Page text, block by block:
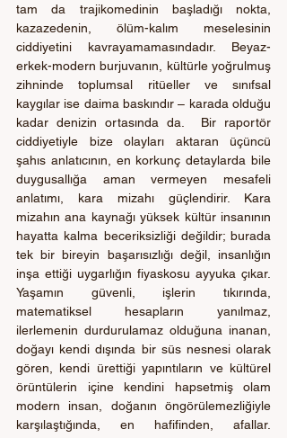
tam da trajikomedinin başladığı nokta,
kazazedenin, ölüm-kalım meselesinin
ciddiyetini kavrayamamasındadır. Beyaz-
erkek-modern burjuvanın, kültürle yoğrulmuş
zihninde toplumsal ritüeller ve sınıfsal
kaygılar ise daima baskındır – karada olduğu
kadar denizin ortasında da.  Bir raportör
ciddiyetiyle bize olayları aktaran üçüncü
şahıs anlatıcının, en korkunç detaylarda bile
duygusallığa aman vermeyen mesafeli
anlatımı, kara mizahı güçlendirir. Kara
mizahın ana kaynağı yüksek kültür insanının
hayatta kalma beceriksizliği değildir; burada
tek bir bireyin başarısızlığı değil, insanlığın
inşa ettiği uygarlığın fiyaskosu ayyuka çıkar.
Yaşamın güvenli, işlerin tıkırında,
matematiksel hesapların yanılmaz,
ilerlemenin durdurulamaz olduğuna inanan,
doğayı kendi dışında bir süs nesnesi olarak
gören, kendi ürettiği yapıntıların ve kültürel
örüntülerin içine kendini hapsetmiş olam
modern insan, doğanın öngörülemezliğiyle
karşılaştığında, en hafifinden, afallar.